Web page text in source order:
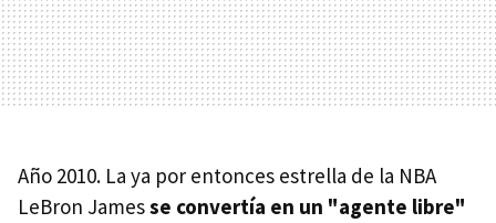
Año 2010. La ya por entonces estrella de la NBA
LeBron Jamesse convertía en un "agente libre"